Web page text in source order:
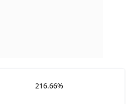
216.66%